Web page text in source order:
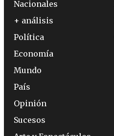
Nacionales
+ análisis
Política
Economía
Mundo
País
Opinión
Sucesos